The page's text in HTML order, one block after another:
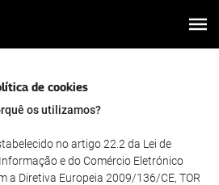
de cookies
os utilizamos?
no artigo 22.2 da Lei de
e do Comércio Eletrónico
a Diretiva Europeia 2009/136/CE, TOR